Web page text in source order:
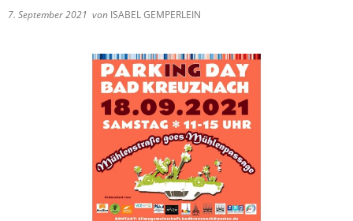
7. September 2021 von ISABEL GEMPERLEIN